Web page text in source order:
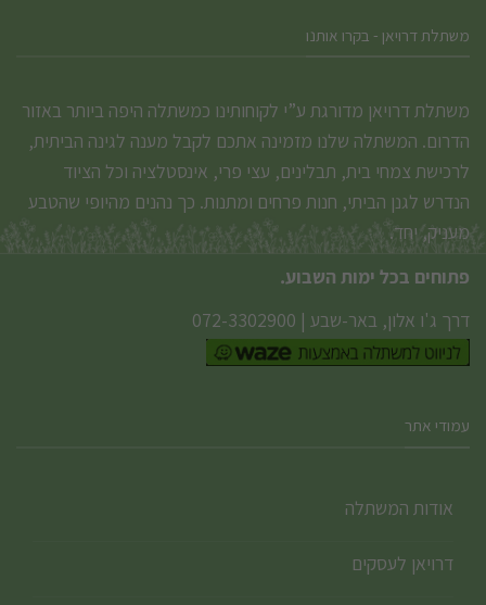
משתלת דרויאן - בקרו אותנו
משתלת דרויאן מדורגת ע”י לקוחותינו כמשתלה היפה ביותר באזור
הדרום. המשתלה שלנו מזמינה אתכם לקבל מענה לגינה הביתית,
לרכישת צמחי בית, תבלינים, עצי פרי, אינסטלציה וכל הציוד
הנדרש לגנן הביתי, חנות פרחים ומתנות. כך נהנים מהיופי שהטבע
מעניק, יחד.
פתוחים בכל ימות השבוע.
דרך ג'ו אלון, באר-שבע |
072-3302900
עמודי אתר
אודות המשתלה
דרויאן לעסקים